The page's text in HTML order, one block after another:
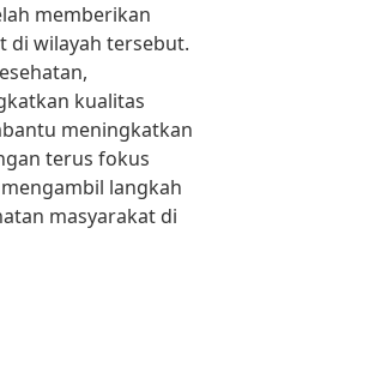
memberikan
di wilayah tersebut.
kualitas
meningkatkan
terus fokus
langkah
masyarakat di